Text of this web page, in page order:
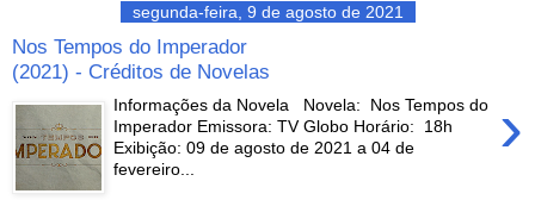
segunda-feira, 9 de agosto de 2021
Nos Tempos do Imperador
(2021) - Créditos de Novelas
›
Informações da Novela Novela: Nos Tempos do
Imperador Emissora: TV Globo Horário: 18h
Exibição: 09 de agosto de 2021 a 04 de
fevereiro...